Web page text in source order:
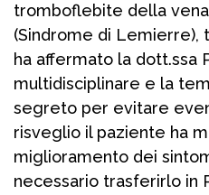
tromboflebite della
(Sindrome di Lemierre),
ha affermato la dott.ssa
multidisciplinare e la
segreto per evitare
risveglio il paziente ha
miglioramento dei
necessario trasferirlo in